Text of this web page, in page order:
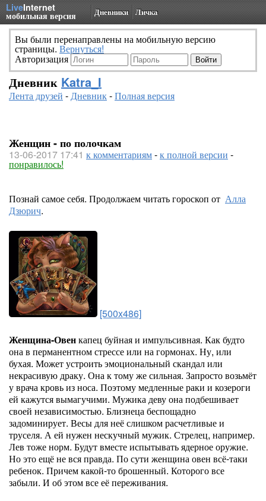
LiveInternet
мобильная версия Дневники Личка
Вы были перенаправлены на мобильную версию
страницы. Вернуться!
Авторизация
Дневник Katra_I
Лента друзей -Дневник-Полная версия
Женщин - по полочкам
13-06-2017 17:41 к комментариям-к полной версии -
понравилось!
Познай самое себя. Продолжаем читать гороскоп от Алла
Дзюрич.
[500x486]
Женщина-Овенкапец буйная и импульсивная. Как будто
она в перманентном стрессе или на гормонах. Ну, или
бухая. Может устроить эмоциональный скандал или
некрасивую драку. Она к тому же сильная. Запросто возьмёт
у врача кровь из носа. Поэтому медленные раки и козероги
ей кажутся вымагучими. Мужика деву она подбешивает
своей независимостью. Близнеца беспощадно
задоминирует. Весы для неё слишком расчетливые и
труселя. А ей нужен нескучный мужик. Стрелец, например.
Лев тоже норм. Будут вместе испытывать ядерное оружие.
Но это ещё не вся правда. По сути женщина овен всё-таки
ребенок. Причем какой-то брошенный. Которого все
забыли. И об этом все её переживания.